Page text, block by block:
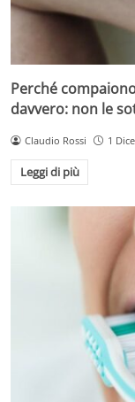
Perché
davvero: non le
Claudio Rossi 1
Leggi di più